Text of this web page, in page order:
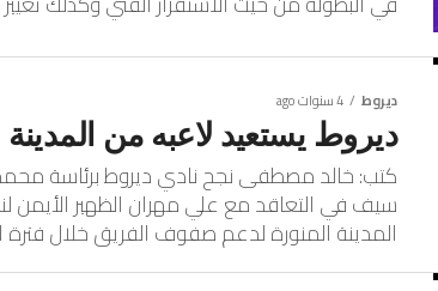
ديروط 4 سنوات ago
ديروط يستعيد لاعبه من المدينة
كتب: خالد مصطفى نجح نادي ديروط برئاسة
سيف في التعاقد مع علي مهران الظهير الأيمن
المدينة المنورة لدعم صفوف الفريق خلال فترة